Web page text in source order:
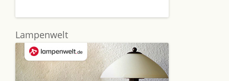
Lampenwelt